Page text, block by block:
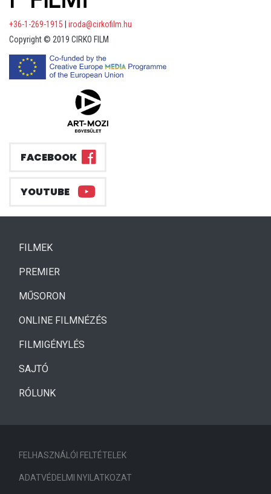
+36-1-269-1915
iroda@cirkofilm.hu
Copyright © 2019 CIRKO FILM
FACEBOOK
YOUTUBE
FILMEK(CURRENT)
PREMIER
MŰSORON
ONLINE FILMNÉZÉS
FILMIGÉNYLÉS
SAJTÓ
RÓLUNK
FELHASZNÁLÓI FELTÉTELEK
ADATVÉDELMI NYILATKOZAT